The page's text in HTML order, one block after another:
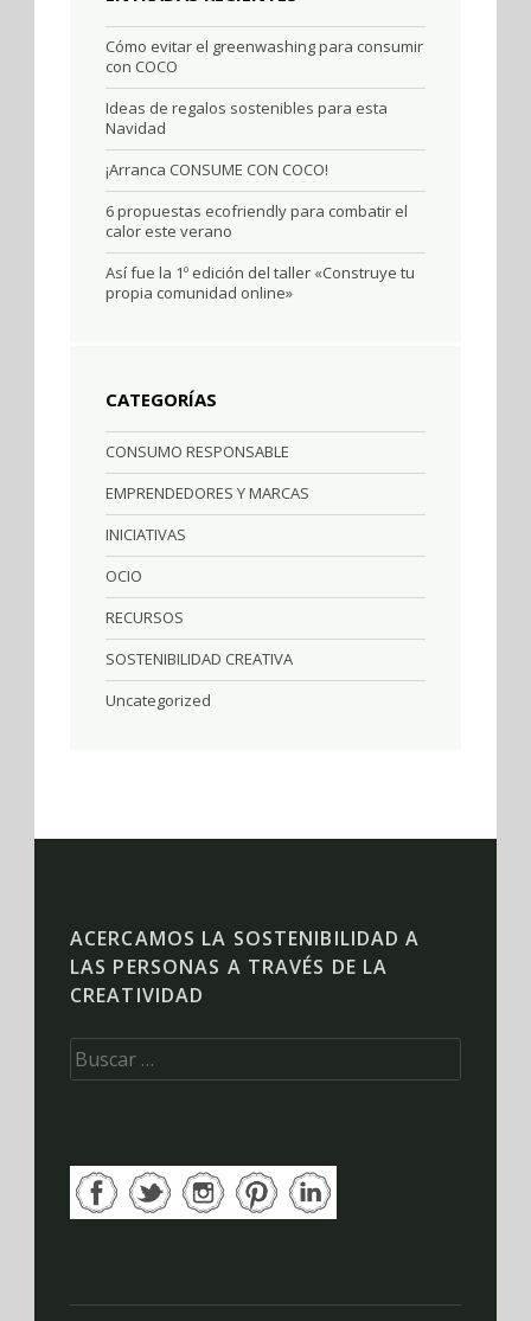
Cómo evitar el greenwashing para consumir
con COCO
Ideas de regalos sostenibles para esta
Navidad
¡Arranca CONSUME CON COCO!
6 propuestas ecofriendly para combatir el
calor este verano
Así fue la 1º edición del taller «Construye tu
propia comunidad online»
CATEGORÍAS
CONSUMO RESPONSABLE
EMPRENDEDORES Y MARCAS
INICIATIVAS
OCIO
RECURSOS
SOSTENIBILIDAD CREATIVA
Uncategorized
ACERCAMOS LA SOSTENIBILIDAD A
LAS PERSONAS A TRAVÉS DE LA
CREATIVIDAD
Buscar: